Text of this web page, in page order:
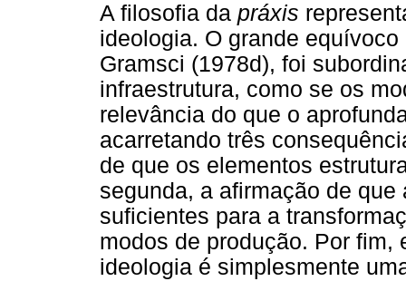
A filosofia da práxis
ideologia. O grande
Gramsci (1978d), foi
infraestrutura, como se os
relevância do que o
acarretando três
de que os elementos
segunda, a afirmação de
suficientes para a
modos de produção. Por fim,
ideologia é simplesmente